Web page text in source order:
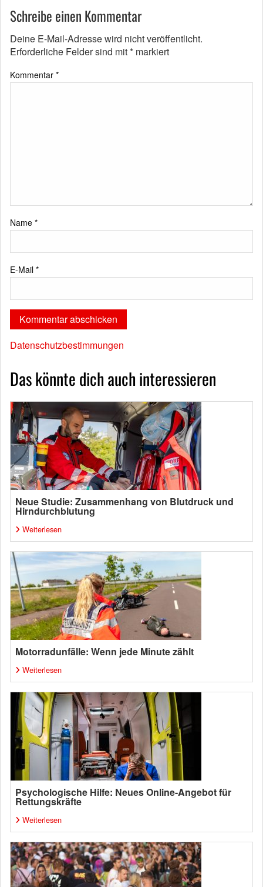
Schreibe einen Kommentar
Deine E-Mail-Adresse wird nicht veröffentlicht.
Erforderliche Felder sind mit* markiert
Kommentar *
Name *
E-Mail *
Datenschutzbestimmungen
Das könnte dich auch interessieren
Neue Studie: Zusammenhang von Blutdruck und
Hirndurchblutung
Weiterlesen
Motorradunfälle: Wenn jede Minute zählt
Weiterlesen
Psychologische Hilfe: Neues Online-Angebot für
Rettungskräfte
Weiterlesen